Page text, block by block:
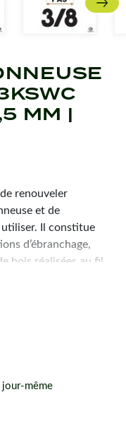
MM |
renouveler
et de
Il constitue
d’ébranchage,
bois réalisées au fil
jour-même